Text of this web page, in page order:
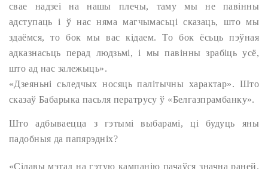
свае надзеі на нашы плечы, таму мы не павінны
адступаць і ў нас няма магчымасьці сказаць, што мы
здаёмся, то бок мы вас кідаем. То бок ёсьць пэўная
адказнасьць перад людзьмі, і мы павінны зрабіць усё,
што ад нас залежыць».
«Дзеяньні сьледчых носяць палітычны характар». Што
сказаў Бабарыка пасьля ператрусу ў «Белгазпрамбанку».
Што адбываецца з гэтымі выбарамі, ці будуць яны
падобныя да папярэдніх?
«Сілавы мэтад на гэтую кампанію пачаўся значна раней.